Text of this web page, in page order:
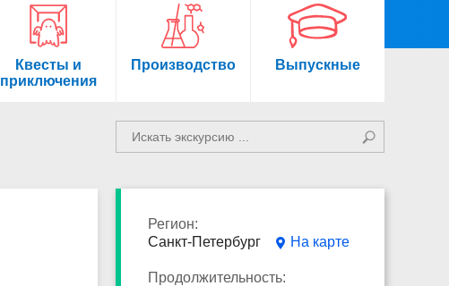
Квесты и
приключения
Производство Выпускные
Регион:
Санкт-Петербург
На карте
Продолжительность: